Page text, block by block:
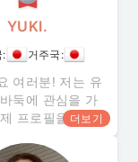
YUKI.
: 거주국:
여러분! 저는 유
둑에 관심을 가
프로필을 방문
둑기사인 아버지
더보기